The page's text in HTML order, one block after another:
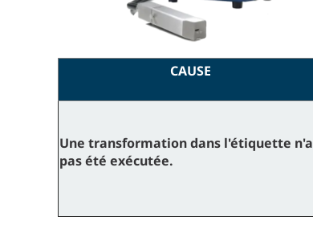
CAUSE
Une transformation dans l'étiquette n'a
pas été exécutée.